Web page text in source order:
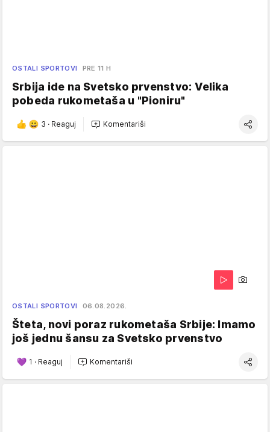
OSTALI SPORTOVI PRE 11 H
Srbija ide na Svetsko prvenstvo: Velika
pobeda rukometaša u "Pioniru"
3 · Reaguj Komentariši
OSTALI SPORTOVI 06.08.2026.
Šteta, novi poraz rukometaša Srbije: Imamo
još jednu šansu za Svetsko prvenstvo
1 · Reaguj Komentariši